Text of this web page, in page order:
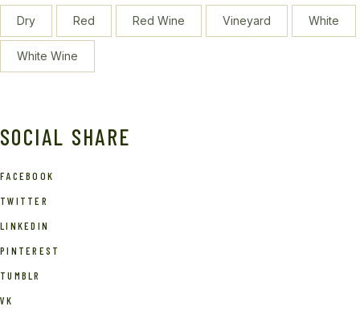
Dry Red Red Wine Vineyard White
White Wine
SOCIAL SHARE
FACEBOOK
TWITTER
LINKEDIN
PINTEREST
TUMBLR
VK